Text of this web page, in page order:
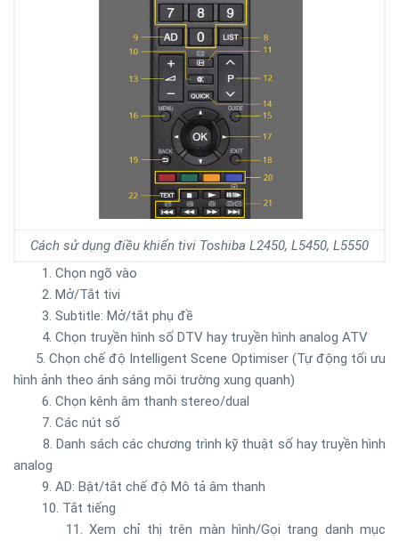
Cách sử dụng điều khiển tivi Toshiba L2450, L5450, L5550
1. Chọn ngõ vào
2. Mở/Tắt tivi
3. Subtitle: Mở/tắt phụ đề
4. Chọn truyền hình số DTV hay truyền hình analog ATV
5. Chọn chế độ Intelligent Scene Optimiser (Tự động tối ưu
hình ảnh theo ánh sáng môi trường xung quanh)
6. Chọn kênh âm thanh stereo/dual
7. Các nút số
8. Danh sách các chương trình kỹ thuật số hay truyền hình
analog
9. AD: Bật/tắt chế độ Mô tả âm thanh
10. Tắt tiếng
11. Xem chỉ thị trên màn hình/Gọi trang danh mục